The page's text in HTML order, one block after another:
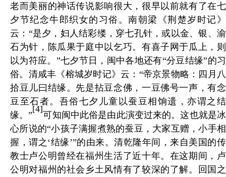
老而美丽的神话传说影响很大，很早以前就有了在七
夕节纪念牛郎织女的习俗。南朝梁《荆楚岁时记》
云：“是夕，妇人结彩缕，穿七孔针，或以金、银、渝
石为针，陈瓜果于庭中以乞巧。有喜子网于瓜上，则
以为符应。”七夕节日，闽中各地还有“分豆结缘”的习
俗。清咸丰《榕城岁时记》云：“帝京景物略：四月八
拾豆儿曰结缘。先是拈豆念佛，一豆佛号一声，有念
豆至石者。吾俗七夕儿童以蚕豆相饷遗，亦谓之结
缘。”
[4]
可知闽中此俗是由此演变过来的。这也就是冰
心所说的“小孩子满握煮熟的蚕豆，大家互赠，小手相
握，谓之‘结缘’”的由来。清乾隆年间，来自美国的传
教士卢公明曾经在福州生活了近十年。在这期间，卢
公明对福州的社会乡土风情有了较深的了解。回国之